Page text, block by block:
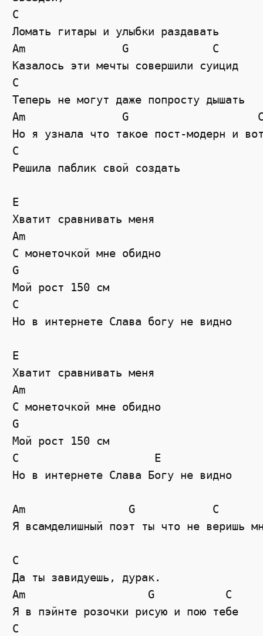
C
Ломать гитары и улыбки раздавать
Am               G             C
Казалось эти мечты совершили суицид
C
Теперь не могут даже попросту дышать
Am               G
Но я узнала что такое пост-модерн и
C
Решила паблик свой создать
E
Хватит сравнивать меня
Am
С монеточкой мне обидно
G
Мой рост 150 см
C
Но в интернете Слава богу не видно
E
Хватит сравнивать меня
Am
С монеточкой мне обидно
G
Мой рост 150 см
C                     Е
Но в интернете Слава Богу не видно
Am                G            C
Я всамделишный поэт ты что не веришь
C
Да ты завидуешь, дурак.
Am                   G           C
Я в пэйнте розочки рисую и пою тебе
C